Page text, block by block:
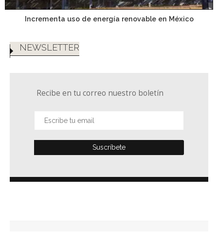
Incrementa uso de energía renovable en México
NEWSLETTER
Recibe en tu correo nuestro boletín